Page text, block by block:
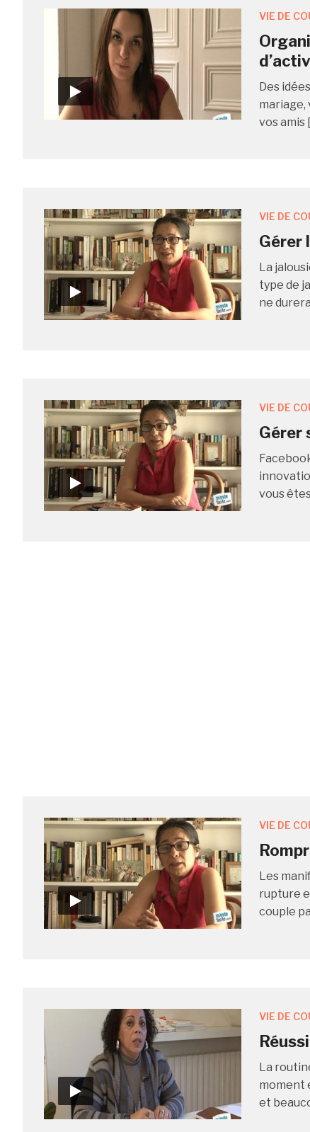
VIE DE
Des
mariage,
vos amis
VIE DE
Gérer
La
type de
ne
VIE DE
Gérer
vous
VIE DE
Les
rupture
couple
VIE DE
La
moment
et